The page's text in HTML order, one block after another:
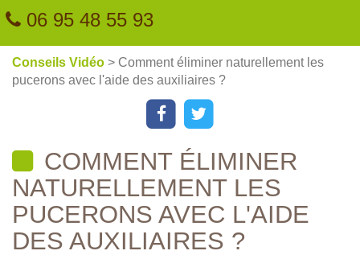
06 95 48 55 93
Conseils Vidéo > Comment éliminer naturellement les
pucerons avec l'aide des auxiliaires ?
COMMENT ÉLIMINER
NATURELLEMENT LES
PUCERONS AVEC L'AIDE
DES AUXILIAIRES ?